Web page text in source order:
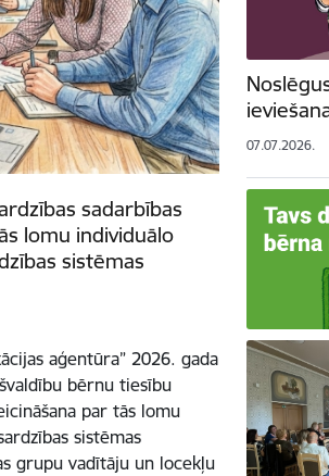
sadarbības
lomu individuālo
sistēmas
aģentūra” 2026. gada
bērnu tiesību
par tās lomu
sistēmas
grupu vadītāju un locekļu
07.07.2026.